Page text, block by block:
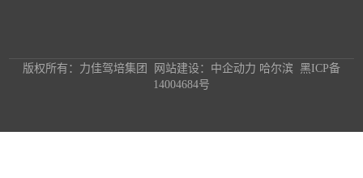
版权所有：力佳驾培集团 网站建设：中企动力 哈尔滨 黑ICP备
14004684号